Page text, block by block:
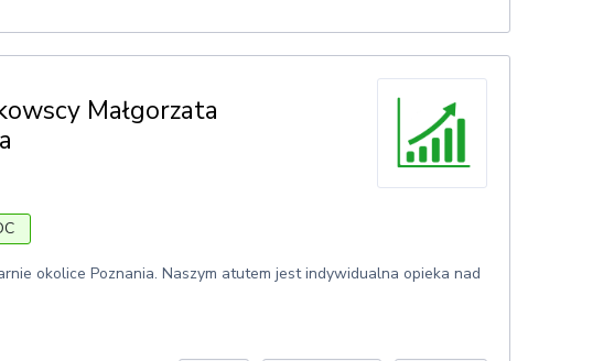
Małgorzata
okolice Poznania. Naszym atutem jest indywidualna opieka nad